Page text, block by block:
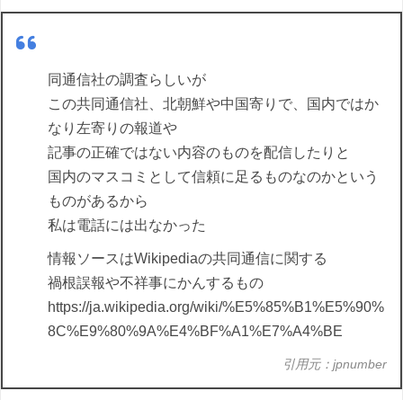
同通信社の調査らしいが
この共同通信社、北朝鮮や中国寄りで、国内ではか
なり左寄りの報道や
記事の正確ではない内容のものを配信したりと
国内のマスコミとして信頼に足るものなのかという
ものがあるから
私は電話には出なかった
情報ソースはWikipediaの共同通信に関する
禍根誤報や不祥事にかんするもの
https://ja.wikipedia.org/wiki/%E5%85%B1%E5%90%
8C%E9%80%9A%E4%BF%A1%E7%A4%BE
引用元：jpnumber